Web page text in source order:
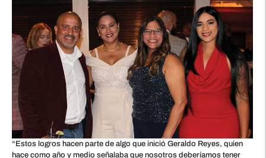
“Estos logros hacen parte de algo que inició Geraldo Reyes, quien
hace como año y medio señalaba que nosotros deberíamos tener